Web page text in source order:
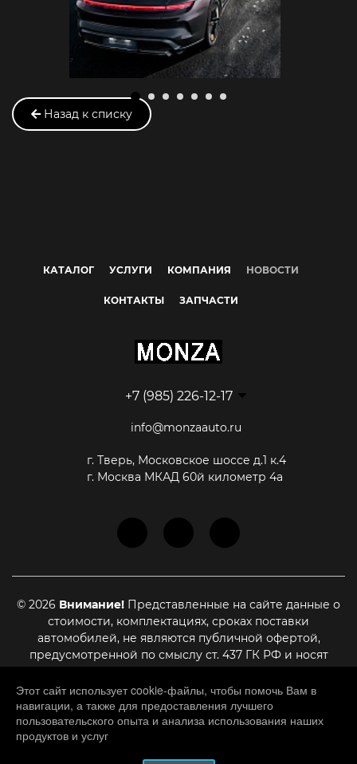
Назад к списку
КАТАЛОГ УСЛУГИ КОМПАНИЯ НОВОСТИ
КОНТАКТЫ ЗАПЧАСТИ
+7 (985) 226-12-17
info@monzaauto.ru
г. Тверь, Московское шоссе д.1 к.4
г. Москва МКАД 60й километр 4а
© 2026 Внимание! Представленные на сайте данные о
стоимости, комплектациях, сроках поставки
автомобилей, не являются публичной офертой,
предусмотренной по смыслу ст. 437 ГК РФ и носят
информационный характер. Для уточнения актуальной
стоимости, сроках поставки и иных условиях,
являющихся существенными для заключения договора
купли-продажи, необходимо связаться с нашими
Этот сайт использует cookie-файлы, чтобы помочь Вам в
навигации, а также для предоставления лучшего
пользовательского опыта и анализа использования наших
продуктов и услуг